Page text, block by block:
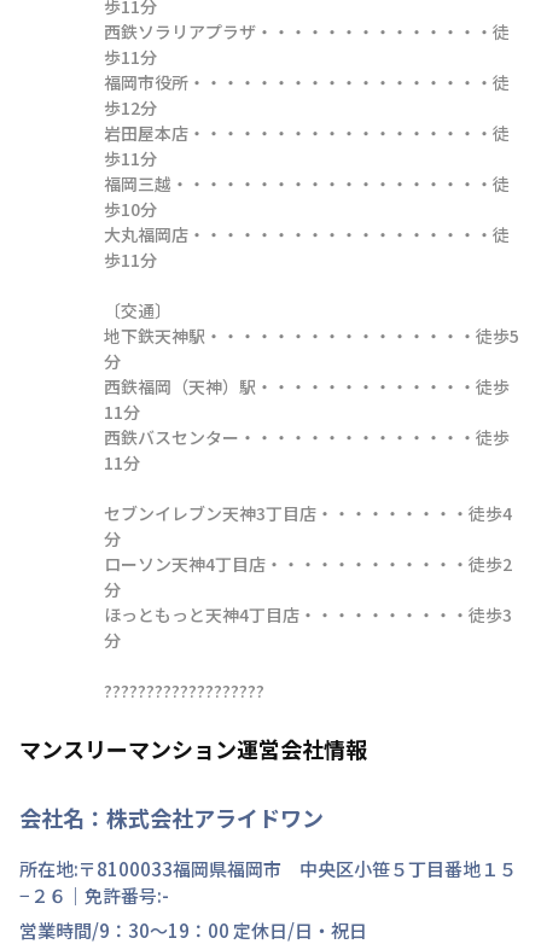
歩11分
西鉄ソラリアプラザ・・・・・・・・・・・・・・徒
歩11分
福岡市役所・・・・・・・・・・・・・・・・・・徒
歩12分
岩田屋本店・・・・・・・・・・・・・・・・・・徒
歩11分
福岡三越・・・・・・・・・・・・・・・・・・・徒
歩10分
大丸福岡店・・・・・・・・・・・・・・・・・・徒
歩11分
〔交通〕
地下鉄天神駅・・・・・・・・・・・・・・・・徒歩5
分
西鉄福岡（天神）駅・・・・・・・・・・・・・徒歩
11分
西鉄バスセンター・・・・・・・・・・・・・・徒歩
11分
セブンイレブン天神3丁目店・・・・・・・・・徒歩4
分
ローソン天神4丁目店・・・・・・・・・・・・徒歩2
分
ほっともっと天神4丁目店・・・・・・・・・・徒歩3
分
???????????????????
マンスリーマンション運営会社情報
会社名： 株式会社アライドワン
所在地:〒8100033福岡県福岡市 中央区小笹５丁目番地１５
−２６ ｜免許番号:-
営業時間/9：30～19：00 定休日/日・祝日